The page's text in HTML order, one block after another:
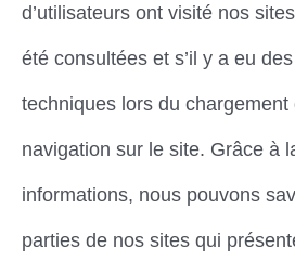
d’utilisateurs ont visité nos
été consultées et s’il y a eu
techniques lors du
navigation sur le site. Grâce à
informations, nous pouvons
parties de nos sites qui